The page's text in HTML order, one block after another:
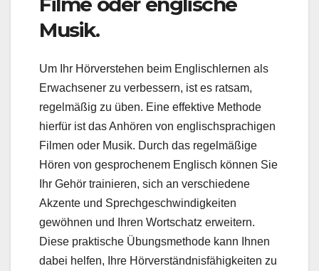
Musik.
Um Ihr Hörverstehen beim Englischlernen als
Erwachsener zu verbessern, ist es ratsam,
regelmäßig zu üben. Eine effektive Methode
hierfür ist das Anhören von englischsprachigen
Filmen oder Musik. Durch das regelmäßige
Hören von gesprochenem Englisch können Sie
Ihr Gehör trainieren, sich an verschiedene
Akzente und Sprechgeschwindigkeiten
gewöhnen und Ihren Wortschatz erweitern.
Diese praktische Übungsmethode kann Ihnen
dabei helfen, Ihre Hörverständnisfähigkeiten zu